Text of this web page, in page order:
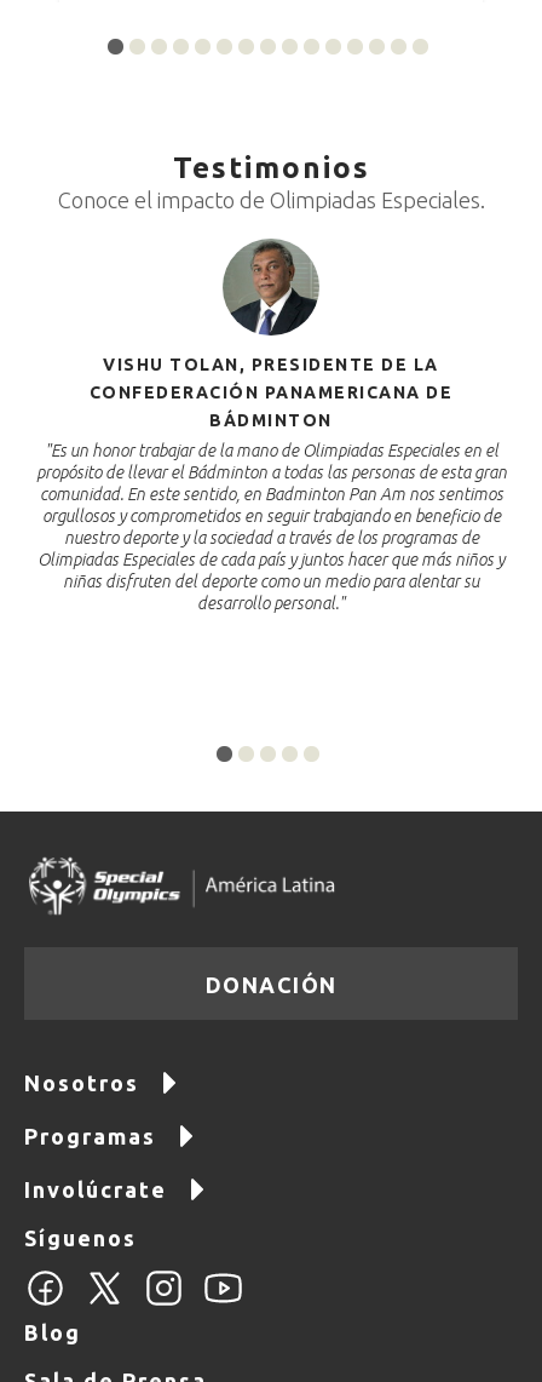
Testimonios
Conoce el impacto de Olimpiadas Especiales.
VISHU TOLAN, PRESIDENTE DE LA
CONFEDERACIÓN PANAMERICANA DE
BÁDMINTON
"Es un honor trabajar de la mano de Olimpiadas Especiales en el
propósito de llevar el Bádminton a todas las personas de esta gran
comunidad. En este sentido, en Badminton Pan Am nos sentimos
orgullosos y comprometidos en seguir trabajando en beneficio de
nuestro deporte y la sociedad a través de los programas de
Olimpiadas Especiales de cada país y juntos hacer que más niños y
niñas disfruten del deporte como un medio para alentar su
desarrollo personal."
DONACIÓN
Nosotros
Programas
Involúcrate
Síguenos
Blog